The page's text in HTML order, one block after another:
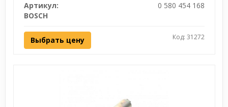
Артикул:
0 580 454 168
BOSCH
Выбрать цену Код: 31272